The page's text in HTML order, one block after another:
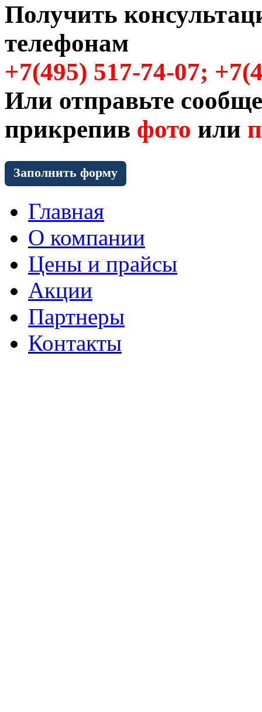
Получить
телефонам
+7(495) 517-74-07;
Или отправьте
прикрепив фото или
Заполнить форму
Главная
О компании
Цены и прайсы
Акции
Партнеры
Контакты